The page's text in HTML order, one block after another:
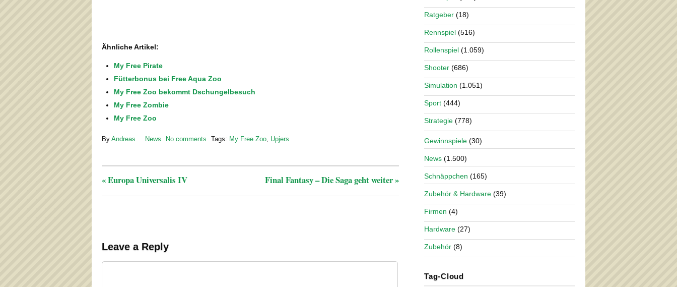
Ähnliche Artikel:
My Free Pirate
Fütterbonus bei Free Aqua Zoo
My Free Zoo bekommt Dschungelbesuch
My Free Zombie
My Free Zoo
By Andreas News No comments Tags: My Free Zoo, Upjers
«Europa Universalis IV Final Fantasy – Die Saga geht weiter»
Leave a Reply
Ratgeber (18)
Rennspiel (516)
Rollenspiel (1.059)
Shooter (686)
Simulation (1.051)
Sport (444)
Strategie (778)
Gewinnspiele (30)
News (1.500)
Schnäppchen (165)
Zubehör & Hardware (39)
Firmen (4)
Hardware (27)
Zubehör (8)
Tag-Cloud